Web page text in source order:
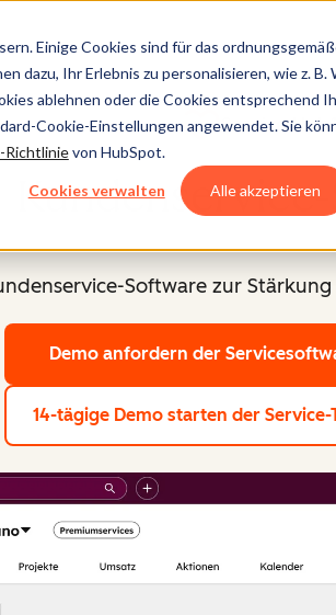
Einige Cookies sind für das
dazu, Ihr Erlebnis zu personalisieren, wie z.
ablehnen oder die Cookies entsprechend
Cookie-Einstellungen angewendet. Sie
Richtlinievon HubSpot.
Cookies verwalten Alle akzeptieren
Service
Software zur
Demo anfordern der
14-tägige Demo starten der